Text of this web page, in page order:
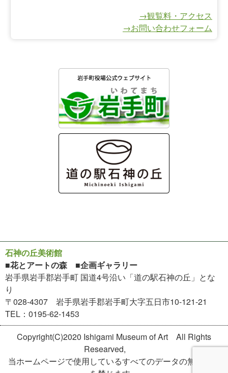
→観覧料・アクセス
→お問い合わせフォーム
石神の丘美術館
■花とアートの森 ■企画ギャラリー
岩手県岩手郡岩手町 国道4号沿い「道の駅石神の丘」とな
り
〒028-4307 岩手県岩手郡岩手町大字五日市10-121-21
TEL：0195-62-1453
Copyright(C)2020 Ishigami Museum of Art All Rights
Researved,
当ホームページで使用しているすべてのデータの無断転用